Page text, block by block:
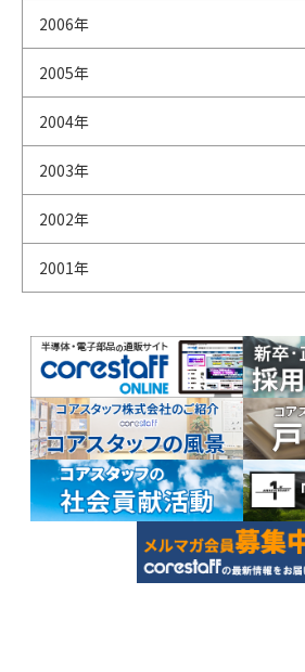
2006年
2005年
2004年
2003年
2002年
2001年